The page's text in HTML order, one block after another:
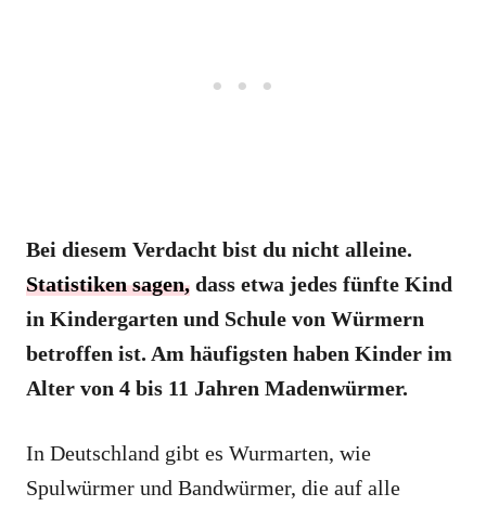
Bei diesem Verdacht bist du nicht alleine.
Statistiken sagen, dass etwa jedes fünfte Kind
in Kindergarten und Schule von Würmern
betroffen ist. Am häufigsten haben Kinder im
Alter von 4 bis 11 Jahren Madenwürmer.
In Deutschland gibt es Wurmarten, wie
Spulwürmer und Bandwürmer, die auf alle